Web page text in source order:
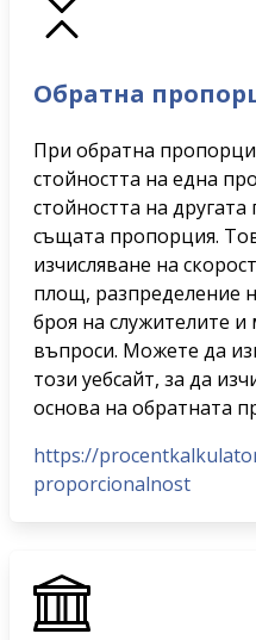
Обратна
При обратна
стойността на една
стойността на
същата пропорция.
изчисляване на
площ, разпределение
броя на служителите и
въпроси. Можете да
този уебсайт, за да
основа на обратната
https://
proporcionalnost